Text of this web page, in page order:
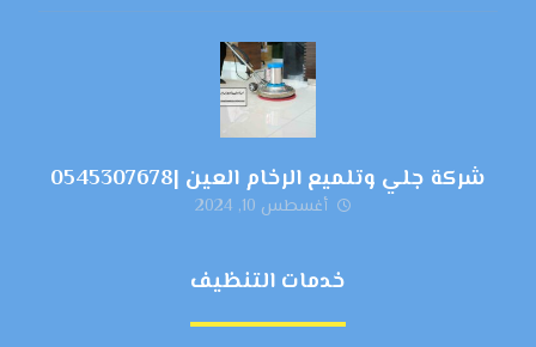
شركة جلي وتلميع الرخام العين |0545307678
أغسطس 10, 2024
خدمات التنظيف